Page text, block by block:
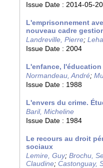
Issue Date : 2014-05-20
L'emprisonnement
nouveau cadre
Landreville, Pierre;
Issue Date : 2004
L'enfance,
Normandeau, André;
Issue Date : 1988
L'envers du crime.
Baril, Micheline
Issue Date : 1984
Le recours au droit
sociaux
Lemire, Guy; Brochu,
Claudine; Castonguay,